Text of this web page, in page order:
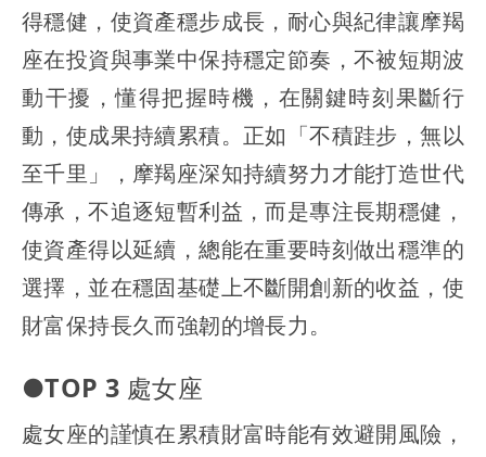
得穩健，使資產穩步成長，耐心與紀律讓摩羯
座在投資與事業中保持穩定節奏，不被短期波
動干擾，懂得把握時機，在關鍵時刻果斷行
動，使成果持續累積。正如「不積跬步，無以
至千里」，摩羯座深知持續努力才能打造世代
傳承，不追逐短暫利益，而是專注長期穩健，
使資產得以延續，總能在重要時刻做出穩準的
選擇，並在穩固基礎上不斷開創新的收益，使
財富保持長久而強韌的增長力。
●TOP 3 處女座
處女座的謹慎在累積財富時能有效避開風險，